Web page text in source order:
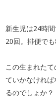
新生児は24時
20回。排便で
この生まれた
ていかなけれ
るのでしょか？